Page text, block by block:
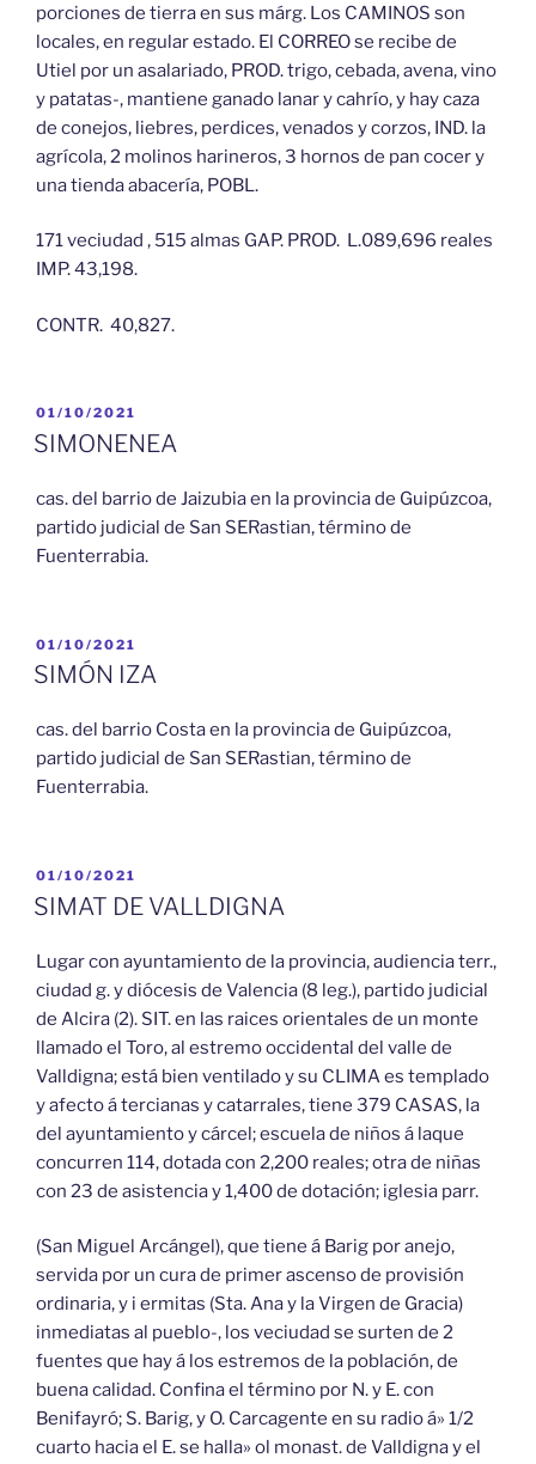
porciones de tierra en sus márg. Los CAMINOS son
locales, en regular estado. El CORREO se recibe de
Utiel por un asalariado, PROD. trigo, cebada, avena, vino
y patatas-, mantiene ganado lanar y cahrío, y hay caza
de conejos, liebres, perdices, venados y corzos, IND. la
agrícola, 2 molinos harineros, 3 hornos de pan cocer y
una tienda abacería, POBL.
171 veciudad , 515 almas GAP. PROD. L.089,696 reales
IMP. 43,198.
CONTR. 40,827.
PUBLICADO
EL
01/10/2021
SIMONENEA
cas. del barrio de Jaizubia en la provincia de Guipúzcoa,
partido judicial de San SERastian, término de
Fuenterrabia.
PUBLICADO
EL
01/10/2021
SIMÓN IZA
cas. del barrio Costa en la provincia de Guipúzcoa,
partido judicial de San SERastian, término de
Fuenterrabia.
PUBLICADO
EL
01/10/2021
SIMAT DE VALLDIGNA
Lugar con ayuntamiento de la provincia, audiencia terr.,
ciudad g. y diócesis de Valencia (8 leg.), partido judicial
de Alcira (2). SIT. en las raices orientales de un monte
llamado el Toro, al estremo occidental del valle de
Valldigna; está bien ventilado y su CLIMA es templado
y afecto á tercianas y catarrales, tiene 379 CASAS, la
del ayuntamiento y cárcel; escuela de niños á laque
concurren 114, dotada con 2,200 reales; otra de niñas
con 23 de asistencia y 1,400 de dotación; iglesia parr.
(San Miguel Arcángel), que tiene á Barig por anejo,
servida por un cura de primer ascenso de provisión
ordinaria, y i ermitas (Sta. Ana y la Virgen de Gracia)
inmediatas al pueblo-, los veciudad se surten de 2
fuentes que hay á los estremos de la población, de
buena calidad. Confina el término por N. y E. con
Benifayró; S. Barig, y O. Carcagente en su radio á» 1/2
cuarto hacia el E. se halla» ol monast. de Valldigna y el